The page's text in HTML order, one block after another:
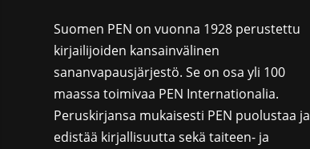
Suomen PEN on vuonna 1928 perustettu
kirjailijoiden kansainvälinen
sananvapausjärjestö. Se on osa yli 100
maassa toimivaa PEN Internationalia.
Peruskirjansa mukaisesti PEN puolustaa ja
edistää kirjallisuutta sekä taiteen- ja